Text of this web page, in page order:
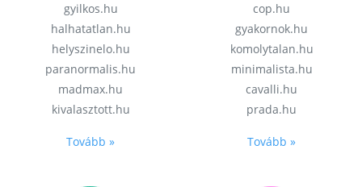
gyilkos.hu
halhatatlan.hu
helyszinelo.hu
paranormalis.hu
madmax.hu
kivalasztott.hu
Tovább »
cop.hu
gyakornok.hu
komolytalan.hu
minimalista.hu
cavalli.hu
prada.hu
Tovább »